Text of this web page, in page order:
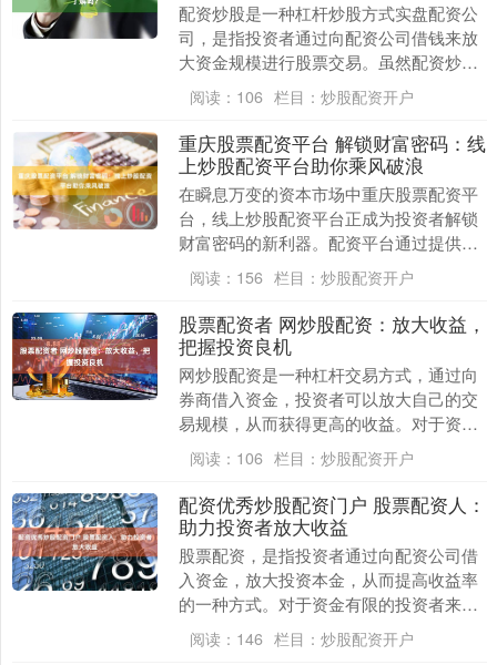
配资炒股是一种杠杆炒股方式实盘配资公
司，是指投资者通过向配资公司借钱来放
大资金规模进行股票交易。虽然配资炒股
可以放大收益，但也伴随着更高的风险。
* **提高收....
阅读： 106 栏目： 炒股配资开户
重庆股票配资平台 解锁财富密码：线
上炒股配资平台助你乘风破浪
在瞬息万变的资本市场中重庆股票配资平
台，线上炒股配资平台正成为投资者解锁
财富密码的新利器。配资平台通过提供杠
杆资金，帮助投资者放大收益空间，实现
财富增值。 股票....
阅读： 156 栏目： 炒股配资开户
股票配资者 网炒股配资：放大收益，
把握投资良机
网炒股配资是一种杠杆交易方式，通过向
券商借入资金，投资者可以放大自己的交
易规模，从而获得更高的收益。对于资金
有限的投资者来说，配资可以帮助他们把
握投资良机，实现....
阅读： 106 栏目： 炒股配资开户
配资优秀炒股配资门户 股票配资人：
助力投资者放大收益
股票配资，是指投资者通过向配资公司借
入资金，放大投资本金，从而提高收益率
的一种方式。对于资金有限的投资者来
说，股票配资可以提供杠杆效应配资优秀
炒股配资门户，帮助....
阅读： 146 栏目： 炒股配资开户